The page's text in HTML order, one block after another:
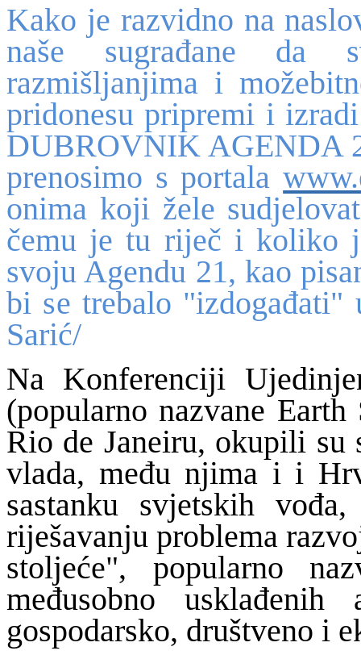
Kako je razvidno na
naše sugrađane da
razmišljanjima i
pridonesu pripremi i
DUBROVNIK AGENDA
prenosimo s portala
onima koji žele
čemu je tu riječ i koliko
svoju Agendu 21, kao
bi se trebalo
Sarić/
Na Konferenciji
(popularno nazvane
Rio de Janeiru, okupili
vlada, među njima i i
sastanku svjetskih
riješavanju problema
stoljeće", popularno
međusobno
gospodarsko, društveno i